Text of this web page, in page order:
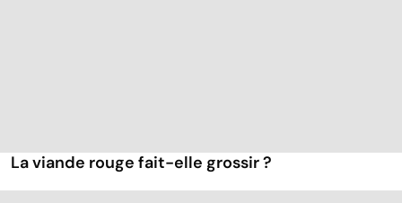
La viande rouge fait-elle grossir ?